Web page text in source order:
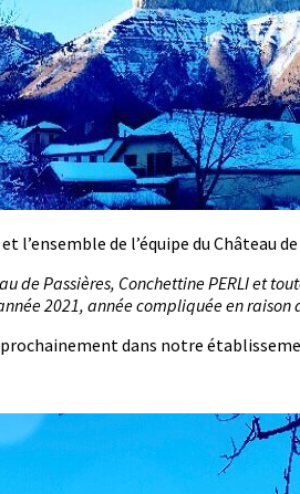
et l’ensemble de l’équipe du
de Passières, Conchettine PERLI et
2021, année compliquée en raison
dans notre